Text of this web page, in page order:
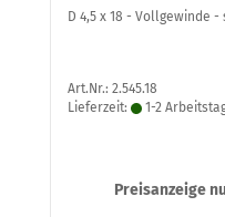
D 4,5 x 18 - Vollgewinde
Art.Nr.: 2.545.18
Lieferzeit:
1-2
Preisanzeige